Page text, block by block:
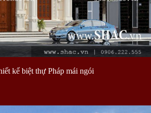
kế biệt thự Pháp mái ngói